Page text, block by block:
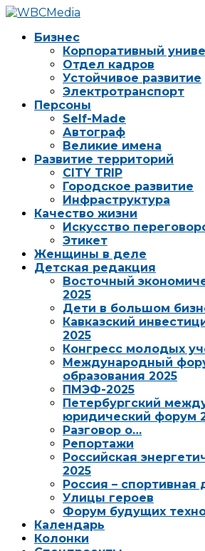
Бизнес
Корпоративный
Отдел кадров
Устойчивое развитие
Электротранспорт
Персоны
Self-Made
Автограф
Великие имена
Развитие территорий
CITY TRIP
Городское развитие
Инфраструктура
Качество жизни
Искусство
Этикет
Женщины в деле
Детская редакция
Восточный
2025
Дети в большом
Кавказский
2025
Конгресс молодых
Международный
образования 2025
ПМЭФ-2025
Петербургский
юридический форум
Разговор о…
Репортажи
Российская
2025
Россия – спортивная
Улицы героев
Форум будущих
Календарь
Колонки